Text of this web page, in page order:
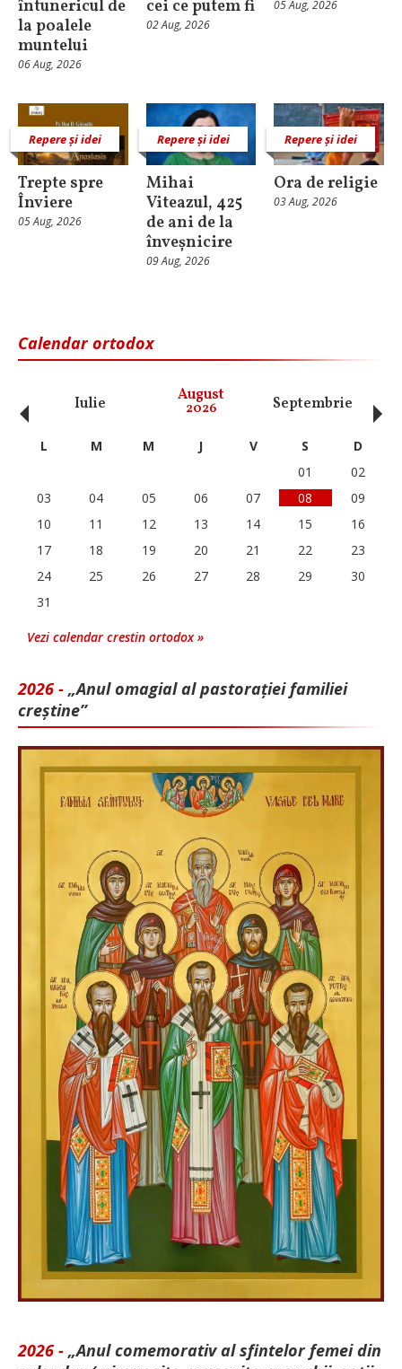
întunericul de
la poalele
muntelui
06 Aug, 2026
cei ce putem fi
02 Aug, 2026
05 Aug, 2026
Repere și idei
Trepte spre
Înviere
05 Aug, 2026
Repere și idei
Mihai
Viteazul, 425
de ani de la
înveșnicire
09 Aug, 2026
Repere și idei
Ora de religie
03 Aug, 2026
Calendar ortodox
Iulie August
2026 Septembrie
‹ L M M J V S
D
01
02
03
04 05 06 07 08
09
10
11 12 13 14 15
16
17
18 19 20 21 22
23
24
25 26 27 28 29
30
31
Vezi calendar crestin ortodox »
2026 - „Anul omagial al pastorației familiei
creștine”
2026 - „Anul comemorativ al sfintelor femei din